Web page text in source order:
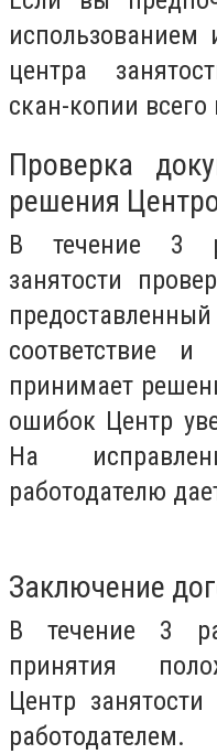
использованием
центра
скан-копии
Проверка
решения
В течение 3
занятости
соответствие
принимает
ошибок Центр
На
работодателю
Заключение
В течение 3
принятия
Центр
работодателем.